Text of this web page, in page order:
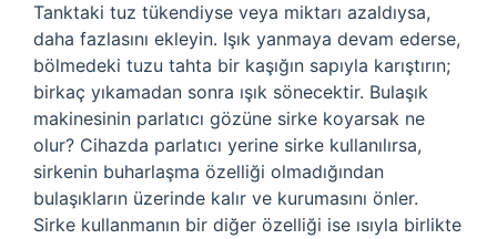
Tanktaki tuz tükendiyse veya miktarı azaldıysa,
daha fazlasını ekleyin. Işık yanmaya devam ederse,
bölmedeki tuzu tahta bir kaşığın sapıyla karıştırın;
birkaç yıkamadan sonra ışık sönecektir. Bulaşık
makinesinin parlatıcı gözüne sirke koyarsak ne
olur? Cihazda parlatıcı yerine sirke kullanılırsa,
sirkenin buharlaşma özelliği olmadığından
bulaşıkların üzerinde kalır ve kurumasını önler.
Sirke kullanmanın bir diğer özelliği ise ısıyla birlikte